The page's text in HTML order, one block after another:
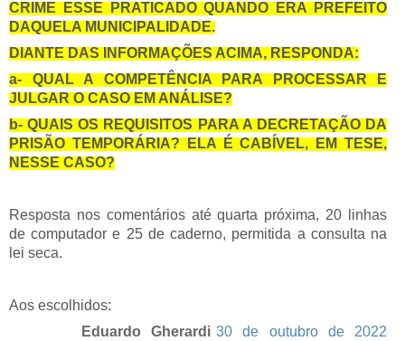
CRIME ESSE PRATICADO QUANDO ERA PREFEITO
DAQUELA MUNICIPALIDADE.
DIANTE DAS INFORMAÇÕES ACIMA, RESPONDA:
a- QUAL A COMPETÊNCIA PARA PROCESSAR E
JULGAR O CASO EM ANÁLISE?
b- QUAIS OS REQUISITOS PARA A DECRETAÇÃO DA
PRISÃO TEMPORÁRIA? ELA É CABÍVEL, EM TESE,
NESSE CASO?
Resposta nos comentários até quarta próxima, 20 linhas
de computador e 25 de caderno, permitida a consulta na
lei seca.
Aos escolhidos:
Eduardo Gherardi 30 de outubro de 2022